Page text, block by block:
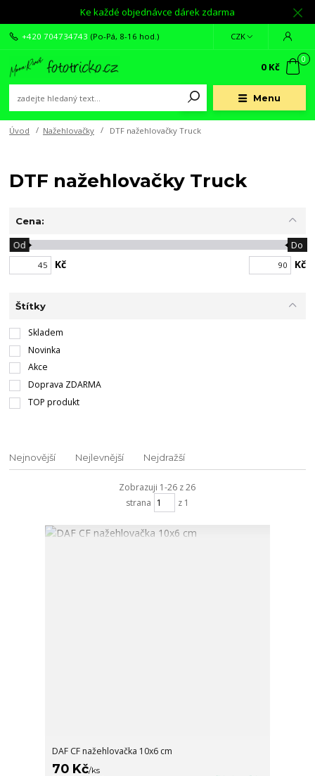
Ke každé objednávce dárek zdarma
Menu
CZK
+420 704734743 (Po-Pá, 8-16 hod.)
0
0 Kč
Úvod Nažehlovačky DTF nažehlovačky Truck
DTF nažehlovačky Truck
Cena:
Kč
Od Do
Kč
Štítky
Skladem
Novinka
Akce
Doprava ZDARMA
TOP produkt
Nejnovější Nejlevnější Nejdražší
Zobrazuji 1-26 z 26
strana
z 1
DAF CF nažehlovačka 10x6 cm
70 Kč/ks